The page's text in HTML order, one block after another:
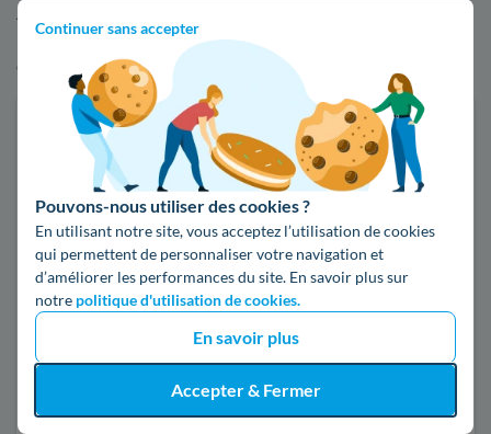
Continuer sans accepter
Pouvons-nous utiliser des cookies ?
En utilisant notre site, vous acceptez l’utilisation de cookies
qui permettent de personnaliser votre navigation et
d’améliorer les performances du site. En savoir plus sur
notre politique d'utilisation de cookies.
En savoir plus
Accepter & Fermer
Afin de voir par vous-même les écarts de tarifs entre EDF et
les autres fournisseurs d'énergie, n'hésitez pas à faire usage
de notre comparateur d'offres d'électricité ou de gaz :
Faites des économies sur vos factures d'énergie
Je compare
Électricité Gaz naturel
Code postal
44850 (LIGNE)